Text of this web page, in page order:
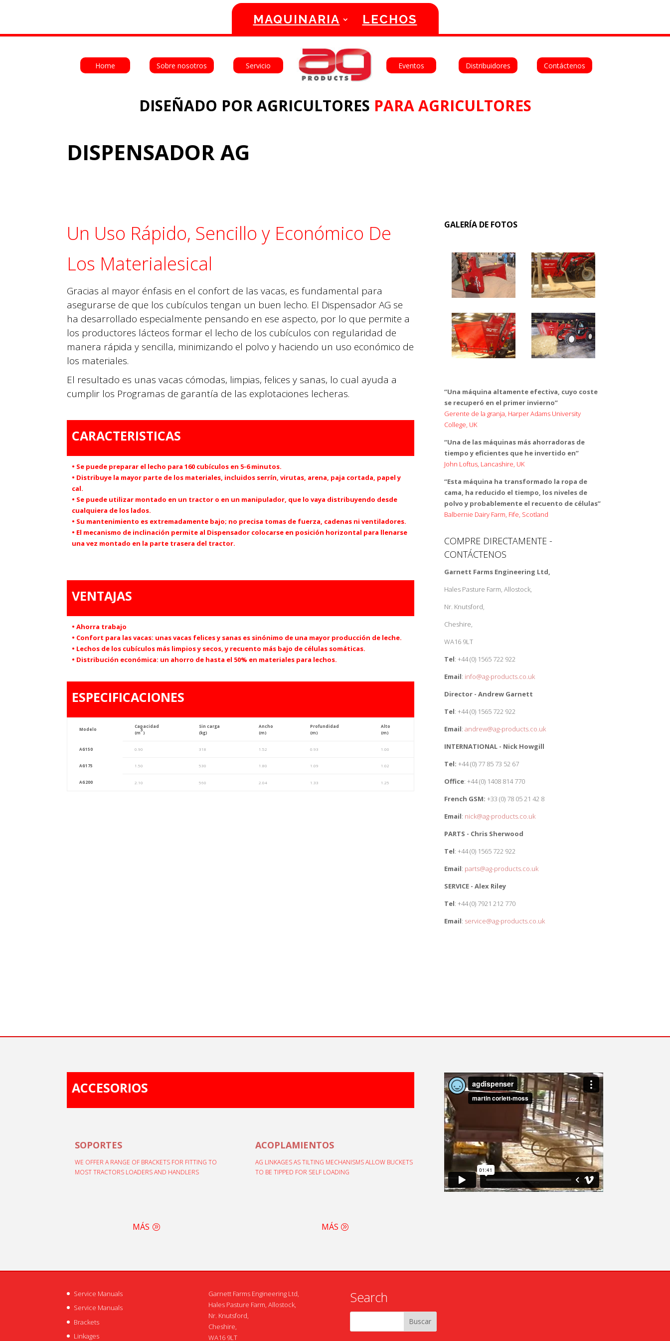
English
Home Sobre nosotros Servicio Eventos Distribuidores Contáctenos
DISEÑADO POR AGRICULTORES PARA AGRICULTORES
MAQUINARIA LECHOS
DISPENSADOR AG
Un Uso Rápido, Sencillo y Económico De
Los Materialesical
Gracias al mayor énfasis en el confort de las vacas, es fundamental para
asegurarse de que los cubículos tengan un buen lecho. El Dispensador AG se
ha desarrollado especialmente pensando en ese aspecto, por lo que permite a
los productores lácteos formar el lecho de los cubículos con regularidad de
manera rápida y sencilla, minimizando el polvo y haciendo un uso económico de
los materiales.
El resultado es unas vacas cómodas, limpias, felices y sanas, lo cual ayuda a
cumplir los Programas de garantía de las explotaciones lecheras.
CARACTERISTICAS
• Se puede preparar el lecho para 160 cubículos en 5-6 minutos.
• Distribuye la mayor parte de los materiales, incluidos serrín, virutas, arena, paja cortada, papel y
cal.
• Se puede utilizar montado en un tractor o en un manipulador, que lo vaya distribuyendo desde
cualquiera de los lados.
• Su mantenimiento es extremadamente bajo; no precisa tomas de fuerza, cadenas ni ventiladores.
• El mecanismo de inclinación permite al Dispensador colocarse en posición horizontal para llenarse
una vez montado en la parte trasera del tractor.
VENTAJAS
• Ahorra trabajo
• Confort para las vacas: unas vacas felices y sanas es sinónimo de una mayor producción de leche.
• Lechos de los cubículos más limpios y secos, y recuento más bajo de células somáticas.
• Distribución económica: un ahorro de hasta el 50% en materiales para lechos.
ESPECIFICACIONES
Modelo
Capacidad
(m
3
)
Sin carga
(kg)
Ancho
(m)
Profundidad
(m)
Alto
(m)
AG150 0.90 318 1.52 0.93 1.00
AG175 1.50 530 1.80 1.09 1.02
AG200 2.10 560 2.04 1.33 1.25
GALERÍA DE FOTOS
“Una máquina altamente efectiva, cuyo coste
se recuperó en el primer invierno”
Gerente de la granja, Harper Adams University
College, UK
“Una de las máquinas más ahorradoras de
tiempo y eficientes que he invertido en”
John Loftus, Lancashire, UK
“Esta máquina ha transformado la ropa de
cama, ha reducido el tiempo, los niveles de
polvo y probablemente el recuento de células”
Balbernie Dairy Farm, Fife, Scotland
COMPRE DIRECTAMENTE -
CONTÁCTENOS
Garnett Farms Engineering Ltd,
Hales Pasture Farm, Allostock,
Nr. Knutsford,
Cheshire,
WA16 9LT
Tel: +44 (0) 1565 722 922
Email: info@ag-products.co.uk
Director - Andrew Garnett
Tel: +44 (0) 1565 722 922
Email: andrew@ag-products.co.uk
INTERNATIONAL - Nick Howgill
Tel: +44 (0) 77 85 73 52 67
Office: +44 (0) 1408 814 770
French GSM: +33 (0) 78 05 21 42 8
Email: nick@ag-products.co.uk
PARTS - Chris Sherwood
Tel: +44 (0) 1565 722 922
Email: parts@ag-products.co.uk
SERVICE - Alex Riley
Tel: +44 (0) 7921 212 770
Email: service@ag-products.co.uk
ACCESORIOS
SOPORTES
WE OFFER A RANGE OF BRACKETS FOR FITTING TO
MOST TRACTORS LOADERS AND HANDLERS
MÁS
ACOPLAMIENTOS
AG LINKAGES AS TILTING MECHANISMS ALLOW BUCKETS
TO BE TIPPED FOR SELF LOADING
MÁS
Service Manuals
Service Manuals
Brackets
Linkages
Garnett Farms Engineering Ltd,
Hales Pasture Farm, Allostock,
Nr. Knutsford,
Cheshire,
WA16 9LT
Search